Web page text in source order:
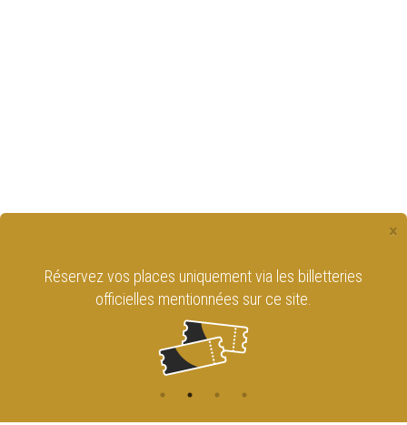
×
Réservez vos places uniquement via les billetteries
officielles mentionnées sur ce site.